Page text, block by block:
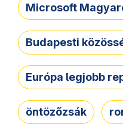
Microsoft
Budapesti
Európa legjobb
öntözőzsák